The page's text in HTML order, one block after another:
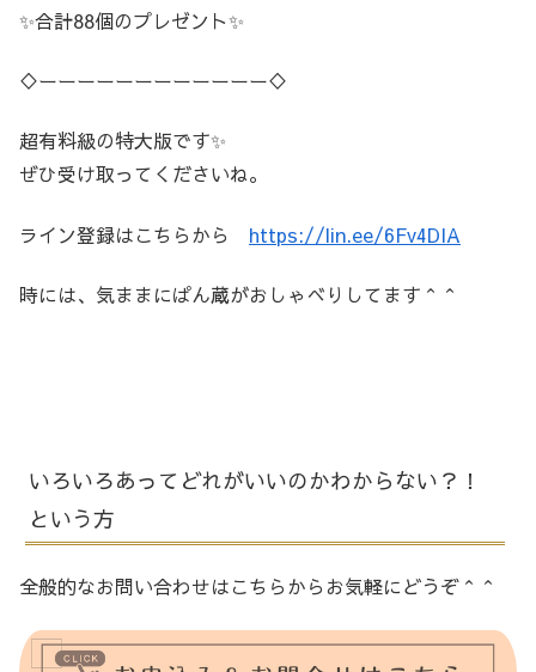
✨合計88個のプレゼント✨
♢ーーーーーーーーーーーー♢
超有料級の特大版です✨
ぜひ受け取ってくださいね。
ライン登録はこちらから https://lin.ee/6Fv4DIA
時には、気ままにぱん蔵がおしゃべりしてます＾＾
いろいろあってどれがいいのかわからない？！
という方
全般的なお問い合わせはこちらからお気軽にどうぞ＾＾